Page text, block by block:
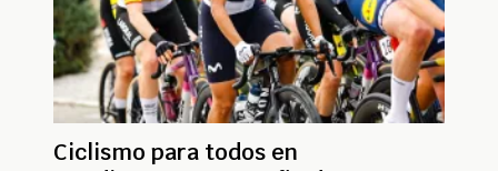
Ciclismo para todos en